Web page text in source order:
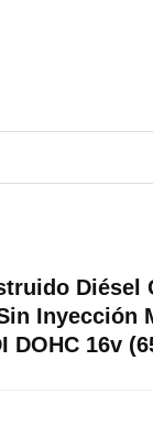
Diésel
Inyección
DOHC 16v